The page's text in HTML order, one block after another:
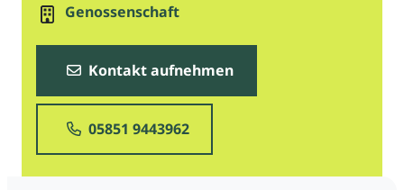
Genossenschaft
Kontakt aufnehmen
05851 9443962